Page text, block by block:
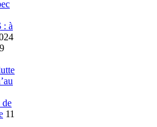
: à
de
11